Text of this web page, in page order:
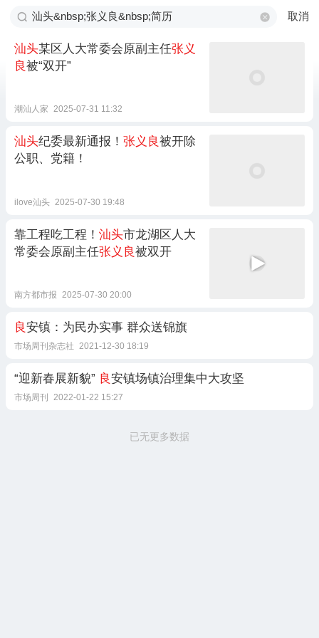
取消
汕头某区人大常委会原副主任张义
良被“双开”
潮汕人家 2025-07-31 11:32
汕头纪委最新通报！ 张义良被开除
公职、党籍！
ilove汕头 2025-07-30 19:48
靠工程吃工程！ 汕头市龙湖区人大
常委会原副主任张义良被双开
南方都市报 2025-07-30 20:00
良安镇：为民办实事 群众送锦旗
市场周刊杂志社 2021-12-30 18:19
“迎新春展新貌” 良安镇场镇治理集中大攻坚
市场周刊 2022-01-22 15:27
已无更多数据